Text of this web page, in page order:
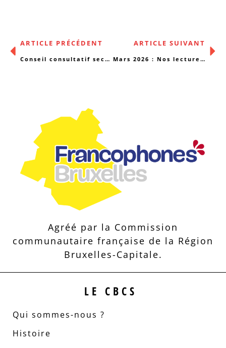
ARTICLE PRÉCÉDENT
Conseil consultatif section Hébergement – Appel à candidature
ARTICLE SUIVANT
Mars 2026 : Nos lectures du mois
Agréé par la Commission
communautaire française de la Région
Bruxelles-Capitale.
LE CBCS
Qui sommes-nous ?
Histoire